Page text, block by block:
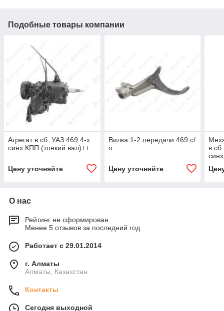
Подобные товары компании
Агрегат в сб. УАЗ 469 4-х
синх.КПП (тонкий вал)++
Цену уточняйте
Вилка 1-2 передачи 469 с/
о
Цену уточняйте
в
О нас
Рейтинг не сформирован
Менее 5 отзывов за последний год
Работает с 29.01.2014
г. Алматы
Алматы, Казахстан
Контакты
Сегодня выходной